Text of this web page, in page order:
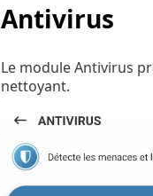
Antivirus
Le module Antivirus
nettoyant.